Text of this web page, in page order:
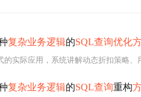
复杂业务逻辑的SQL查询优化
的实际应用，系统讲解动态折扣策略
复杂业务逻辑的SQL查询重构